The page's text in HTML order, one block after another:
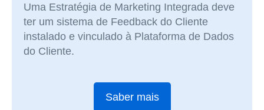
Uma Estratégia de Marketing Integrada deve
ter um sistema de Feedback do Cliente
instalado e vinculado à Plataforma de Dados
do Cliente.
Saber mais